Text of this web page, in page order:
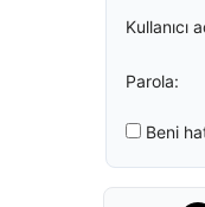
Kullanıcı
Parola:
Beni